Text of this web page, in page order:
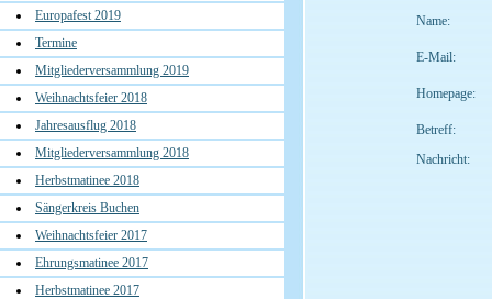
Europafest 2019
Termine
Mitgliederversammlung 2019
Weihnachtsfeier 2018
Jahresausflug 2018
Mitgliederversammlung 2018
Herbstmatinee 2018
Sängerkreis Buchen
Weihnachtsfeier 2017
Ehrungsmatinee 2017
Herbstmatinee 2017
Name:
E-Mail:
Homepage:
Betreff:
Nachricht: